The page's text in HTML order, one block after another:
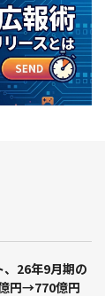
26年9月期の
円→770億円